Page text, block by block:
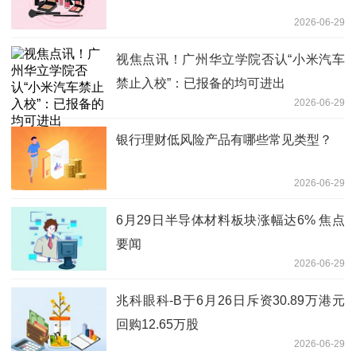
2026-06-29
视焦点讯！广州华立学院否认“小米汽车
禁止入校”：已报备的均可进出
2026-06-29
银行理财低风险产品有哪些常见类型？
2026-06-29
6月29日半导体材料板块涨幅达6% 焦点
要闻
2026-06-29
兆科眼科-B于6月26日斥资30.89万港元
回购12.65万股
2026-06-29